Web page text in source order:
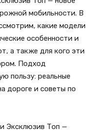
мобильности. В
какие модели
особенности и
а также для кого эти
Подход
пользу: реальные
дороге и советы по
Эксклюзив Топ —